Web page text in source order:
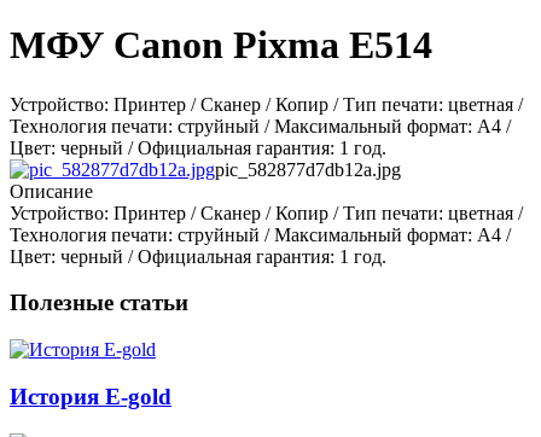
МФУ Canon Pixma E514
Устройство: Принтер / Сканер / Копир / Тип печати: цветная /
Технология печати: струйный / Максимальный формат: A4 /
Цвет: черный / Официальная гарантия: 1 год.
pic_582877d7db12a.jpg
Описание
Устройство: Принтер / Сканер / Копир / Тип печати: цветная /
Технология печати: струйный / Максимальный формат: A4 /
Цвет: черный / Официальная гарантия: 1 год.
Полезные статьи
История E-gold